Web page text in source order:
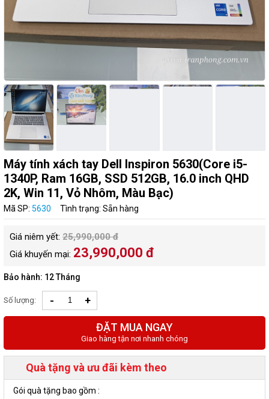
Máy tính xách tay Dell Inspiron 5630(Core i5-
1340P, Ram 16GB, SSD 512GB, 16.0 inch QHD
2K, Win 11, Vỏ Nhôm, Màu Bạc)
Mã SP: 5630 Tình trạng: Sẵn hàng
Giá niêm yết: 25,990,000 đ
Giá khuyến mại: 23,990,000 đ
Bảo hành: 12 Tháng
Số lượng: - +
ĐẶT MUA NGAY
Giao hàng tận nơi nhanh chóng
Quà tặng và ưu đãi kèm theo
Gói quà tặng bao gồm :